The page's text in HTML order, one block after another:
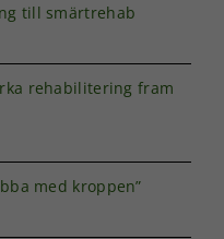
till smärtrehab
rehabilitering fram
med kroppen”